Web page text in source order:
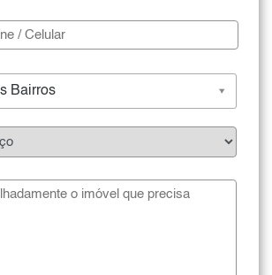
Bairros